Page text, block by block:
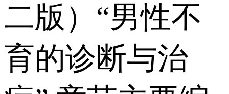
二版）“男性不
育的诊断与治